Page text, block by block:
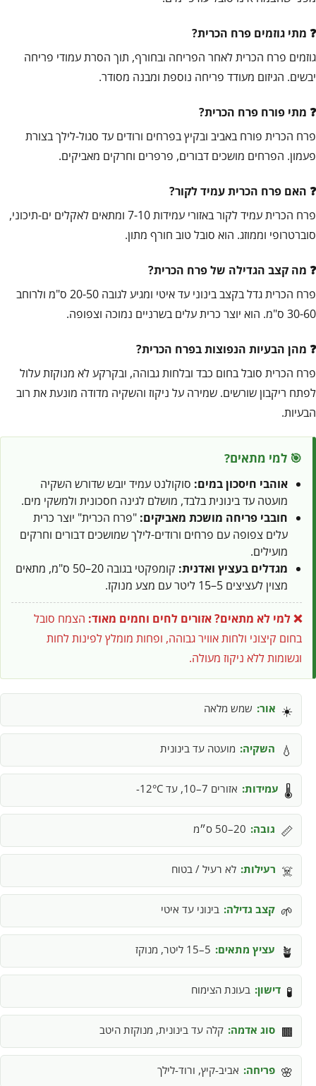
מתי גוזמים פרח הכרית?
גוזמים פרח הכרית לאחר הפריחה ובחורף, תוך הסרת עמודי פריחה
יבשים. הגיזום מעודד פריחה נוספת ומבנה מסודר.
מתי פורח פרח הכרית?
פרח הכרית פורח באביב ובקיץ בפרחים ורודים עד סגול-לילך בצורת
פעמון. הפרחים מושכים דבורים, פרפרים וחרקים מאביקים.
האם פרח הכרית עמיד לקור?
פרח הכרית עמיד לקור באזורי עמידות 7-10 ומתאים לאקלים ים-תיכוני,
סוברטרופי וממוזג. הוא סובל טוב חורף מתון.
מה קצב הגדילה של פרח הכרית?
פרח הכרית גדל בקצב בינוני עד איטי ומגיע לגובה 20-50 ס"מ ולרוחב
30-60 ס"מ. הוא יוצר כרית עלים בשרניים נמוכה וצפופה.
מהן הבעיות הנפוצות בפרח הכרית?
פרח הכרית סובל בחום כבד ובלחות גבוהה, ובקרקע לא מנוקזת עלול
לפתח ריקבון שורשים. שמירה על ניקוז והשקיה מדודה מונעת את רוב
הבעיות.
🎯 למי מתאים?
אוהבי חיסכון במים: סוקולנט עמיד יובש שדורש השקיה
מועטה עד בינונית בלבד, מושלם לגינה חסכונית ולמשקי מים.
חובבי פריחה מושכת מאביקים: "פרח הכרית" יוצר כרית
עלים צפופה עם פרחים ורודים-לילך שמושכים דבורים וחרקים
מועילים.
מגדלים בעציץ ואדנית:
קומפקטי בגובה 20–50 ס"מ, מתאים
מצוין לעציצים 5–15 ליטר עם מצע מנוקז.
❌ למי לא מתאים?אזורים לחים וחמים מאוד: הצמח סובל
בחום קיצוני ולחות אוויר גבוהה, ופחות מומלץ לפינות לחות
וגשומות ללא ניקוז מעולה.
☀️ אור: שמש מלאה
💧 השקיה: מועטה עד בינונית
🌡️ עמידות: אזורים 7–10, עד 12°C-
📏 גובה: 20–50 ס״מ
☠️ רעילות: לא רעיל / בטוח
🌱 קצב גדילה: בינוני עד איטי
🪴 עציץ מתאים: 5–15 ליטר, מנוקז
🧪 דישון: בעונת הצימוח
🟫 סוג אדמה: קלה עד בינונית, מנוקזת היטב
🌸 פריחה: אביב-קיץ, ורוד-לילך